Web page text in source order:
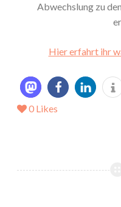
Abwechslung zu
Hier erfahrt ihr
0 Likes